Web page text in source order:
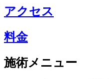
アクセス
料金
施術メニュー